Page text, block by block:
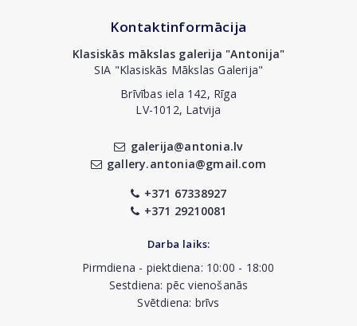
Kontaktinformācija
Klasiskās mākslas galerija "Antonija"
SIA "Klasiskās Mākslas Galerija"
Brīvības iela 142, Rīga
LV-1012, Latvija
galerija@antonia.lv
gallery.antonia@gmail.com
+371 67338927
+371 29210081
Darba laiks:
Pirmdiena - piektdiena: 10:00 - 18:00
Sestdiena: pēc vienošanās
Svētdiena: brīvs